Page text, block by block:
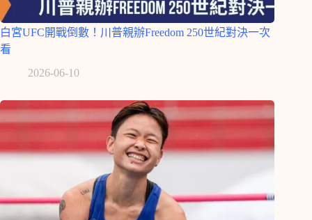
白宮UFC開戰倒數！川普親辦Freedom 250世紀對決一次
看
2026-06-10